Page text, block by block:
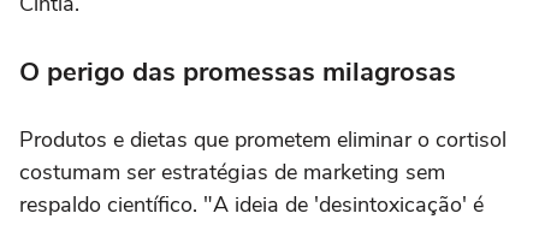
O perigo das promessas milagrosas
Produtos e dietas que prometem eliminar o cortisol
costumam ser estratégias de marketing sem
respaldo científico. "A ideia de 'desintoxicação' é